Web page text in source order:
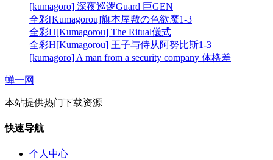
[kumagoro] 深夜巡逻Guard 巨GEN
全彩[Kumagorou]旗本屋敷の色欲魔1-3
全彩H[Kumagorou] The Ritual儀式
全彩H[Kumagorou] 王子与侍从阿努比斯1-3
[kumagoro] A man from a security company 体格差
蝉一网
本站提供热门下载资源
快速导航
个人中心